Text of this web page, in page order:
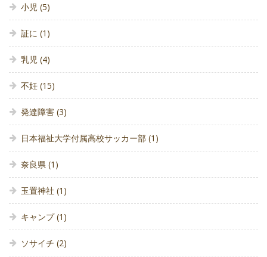
小児 (5)
証に (1)
乳児 (4)
不妊 (15)
発達障害 (3)
日本福祉大学付属高校サッカー部 (1)
奈良県 (1)
玉置神社 (1)
キャンプ(1)
ソサイチ (2)